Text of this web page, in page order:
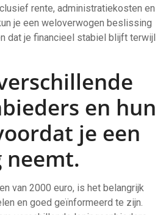
rente, administratiekosten en
je een weloverwogen beslissing
dat je financieel stabiel blijft terwijl
en hun
je een
neemt.
van 2000 euro, is het belangrijk
en goed geïnformeerd te zijn.